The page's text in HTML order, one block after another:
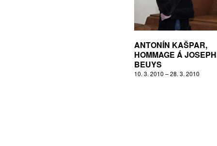
ANTONÍN KAŠPAR,
HOMMAGE Á JOSEPH
BEUYS
10. 3. 2010 – 28. 3. 2010